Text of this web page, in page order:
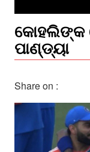
କୋହଲିଙ୍କ
ପାଣ୍ଡ୍ୟା
Share on :